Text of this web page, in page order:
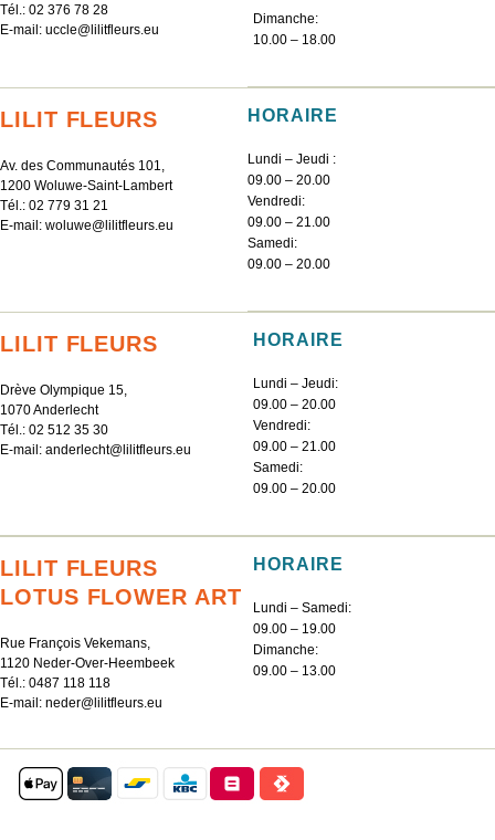
Tél.: 02 376 78 28
E-mail: uccle@lilitfleurs.eu
Dimanche:
10.00 – 18.00
LILIT FLEURS
Av. des Communautés 101,
1200 Woluwe-Saint-Lambert
Tél.: 02 779 31 21
E-mail: woluwe@lilitfleurs.eu
HORAIRE
Lundi – Jeudi :
09.00 – 20.00
Vendredi:
09.00 – 21.00
Samedi:
09.00 – 20.00
LILIT FLEURS
Drève Olympique 15,
1070 Anderlecht
Tél.: 02 512 35 30
E-mail: anderlecht@lilitfleurs.eu
HORAIRE
Lundi – Jeudi:
09.00 – 20.00
Vendredi:
09.00 – 21.00
Samedi:
09.00 – 20.00
LILIT FLEURS
LOTUS FLOWER ART
Rue François Vekemans,
1120 Neder-Over-Heembeek
Tél.: 0487 118 118
E-mail: neder@lilitfleurs.eu
HORAIRE
Lundi – Samedi:
09.00 – 19.00
Dimanche:
09.00 – 13.00